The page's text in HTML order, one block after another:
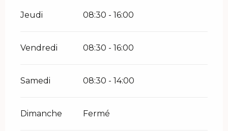
Jeudi 08:30 - 16:00
Vendredi 08:30 - 16:00
Samedi 08:30 - 14:00
Dimanche Fermé